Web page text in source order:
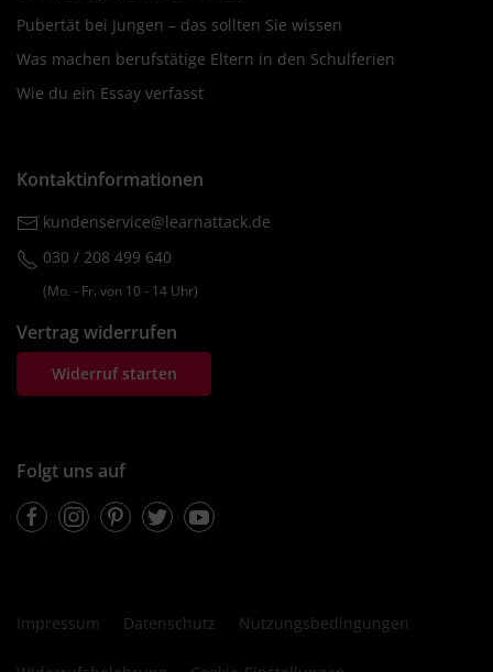
Pubertät bei Jungen – das sollten Sie wissen
Was machen berufstätige Eltern in den Schulferien
Wie du ein Essay verfasst
Kontaktinformationen
kundenservice@learnattack.de
030 / 208 499 640
(Mo. ‐ Fr. von 10 ‐ 14 Uhr)
Vertrag widerrufen
Widerruf starten
Folgt uns auf
FacebookInstagramPinterestTwitterYoutube
Impressum Datenschutz Nutzungsbedingungen